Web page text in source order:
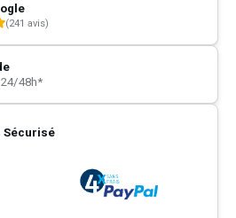
(241 avis)
48h*
Sécurisé